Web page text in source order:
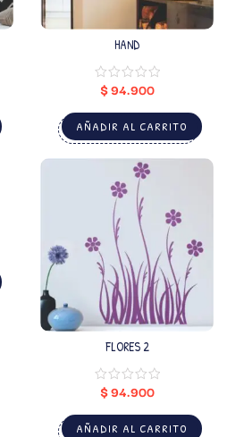
HAND
$94.900
AÑADIR AL CARRITO
FLORES 2
$94.900
AÑADIR AL CARRITO